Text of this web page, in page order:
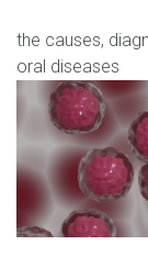
the causes,
oral diseases